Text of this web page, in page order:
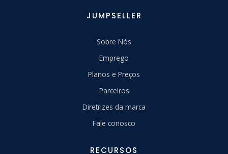
JUMPSELLER
Sobre Nós
Emprego
Planos e Preços
Parceiros
Diretrizes da marca
Fale conosco
RECURSOS